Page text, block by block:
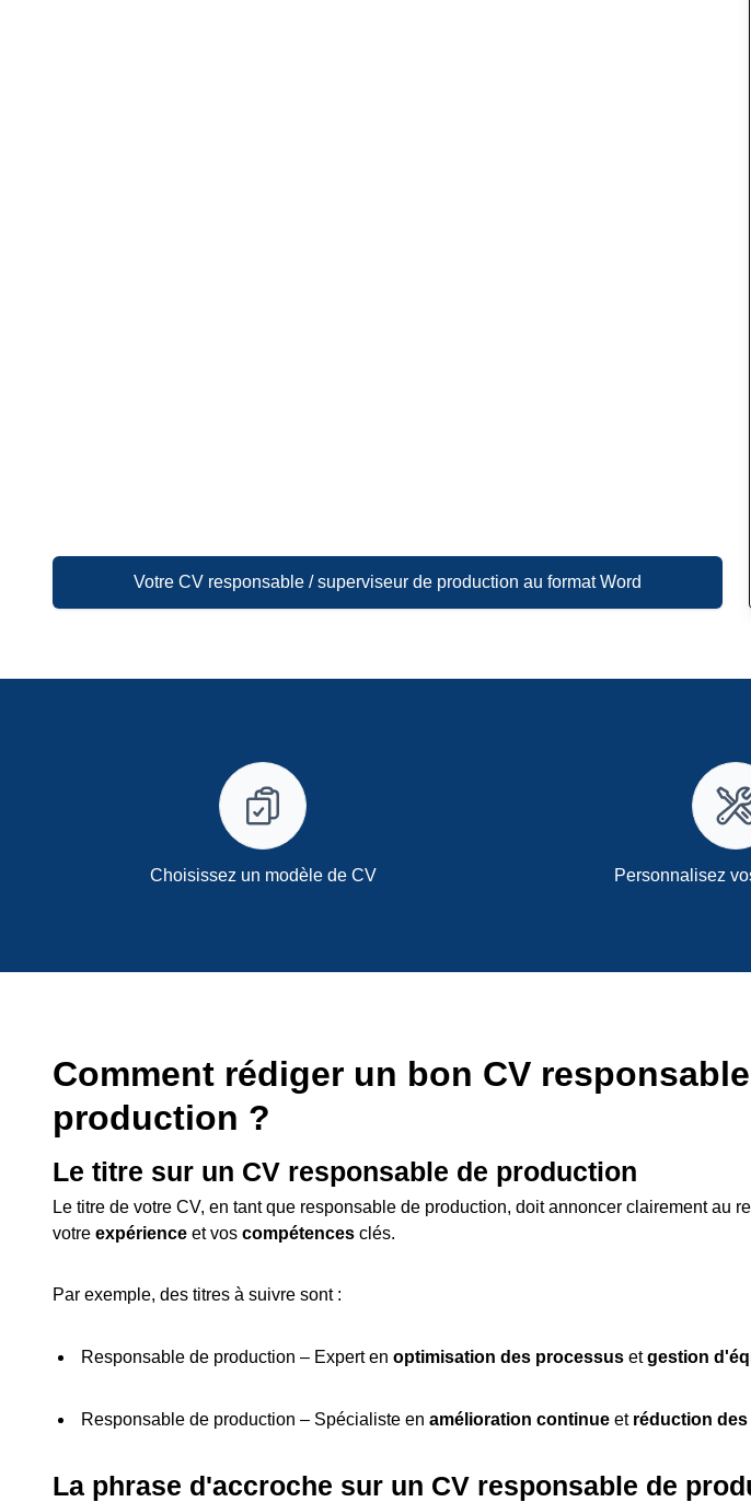
Votre CV responsable / superviseur de production au format Word
Choisissez un modèle de CV Personnalisez
Comment rédiger un bon CV
production ?
Le titre sur un CV responsable de production
Le titre de votre CV, en tant que responsable de production, doit annoncer clairement au
votre expérience et vos compétences clés.
Par exemple, des titres à suivre sont :
Responsable de production – Expert en optimisation des processusetgestion
Responsable de production – Spécialiste en amélioration continueet réduction
La phrase d'accroche sur un CV responsable de